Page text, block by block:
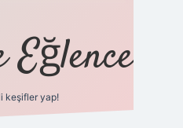
Eğlence
keşifler yap!